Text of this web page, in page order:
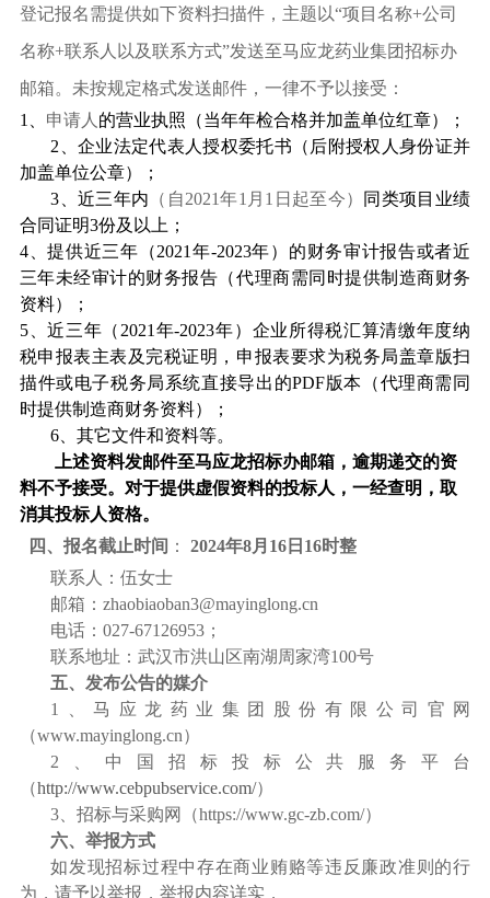
登记报名需提供如下资料扫描件，主题以“项目名称+公司
名称+联系人以及联系方式”发送至马应龙药业集团招标办
邮箱。未按规定格式发送邮件，一律不予以接受：
1
申请人 的营业执照（当年年检合格并加盖单位红章）；
2 、企业法定代表人授权委托书（后附授权人身份证并
加盖单位公章）；
3 、近三年内 （ 自2021年1 月 1 日起至今） 同类项目业绩
合同证明3份及以上；
4、提供近三年（2021年-2023年）的财务审计报告或者近
三年未经审计的财务报告（代理商需同时提供制造商财务
资料）；
5、近三年（2021年-2023年）企业所得税汇算清缴年度纳
税申报表主表及完税证明，申报表要求为税务局盖章版扫
描件或电子税务局系统直接导出的PDF版本（代理商需同
时提供制造商财务资料）；
6 、其它文件和资料等。
上述资料发邮件至马应龙招标办邮箱，逾期递交的资
料不予接受。对于提供虚假资料的投标人，一经查明，取
消其投标人资格。
四、报名截止时间 ：
2024年8月16日16时整
联系人：伍女士
邮箱：zhaobiaoban3@mayinglong.cn
电话：027-67126953 ；
联系地址：武汉市洪山区南湖周家湾100号
五、发布公告的媒介
1
、马应龙药业集团股份有限公司官网
（www.mayinglong.cn）
2 、中国招标投标公共服务平台
（http://www.cebpubservice.com/）
3 、招标与采购网（https://www.gc-zb.com/）
六、举报方式
如发现招标过程中存在商业贿赂等违反廉政准则的行
为，请予以举报，举报内容详实，